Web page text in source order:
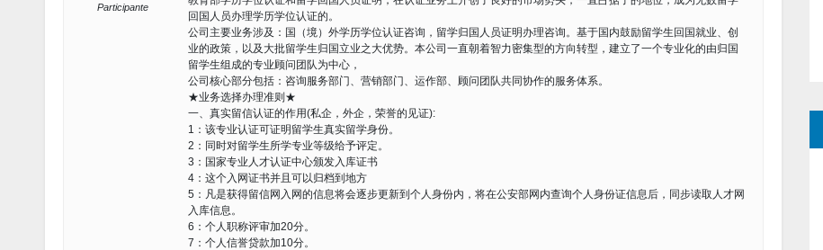
Participante
回国人员办理学历学位认证的。
公司主要业务涉及：国（境）外学历学位认证咨询，留学归国人员证明办理咨询。基于国内鼓励留学生回国就业、创
业的政策，以及大批留学生归国立业之大优势。本公司一直朝着智力密集型的方向转型，建立了一个专业化的由归国
留学生组成的专业顾问团队为中心，
公司核心部分包括：咨询服务部门、营销部门、运作部、顾问团队共同协作的服务体系。
★业务选择办理准则★
一、真实留信认证的作用(私企，外企，荣誉的见证):
1：该专业认证可证明留学生真实留学身份。
2：同时对留学生所学专业等级给予评定。
3：国家专业人才认证中心颁发入库证书
4：这个入网证书并且可以归档到地方
5：凡是获得留信网入网的信息将会逐步更新到个人身份内，将在公安部网内查询个人身份证信息后，同步读取人才网
入库信息。
6：个人职称评审加20分。
7：个人信誉贷款加10分。